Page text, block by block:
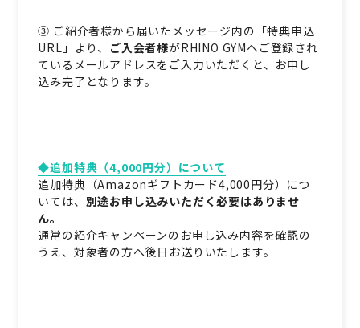
③ ご紹介者様から届いたメッセージ内の「特典申込
URL」より、 ご入会者様がRHINO GYMへご登録され
ているメールアドレスをご入力いただくと、お申し
込み完了となります。
◆追加特典（4,000円分）について
追加特典（Amazonギフトカード4,000円分）につ
いては、 別途お申し込みいただく必要はありませ
ん。
通常の紹介キャンペーンのお申し込み内容を確認の
うえ、対象者の方へ後日お送りいたします。